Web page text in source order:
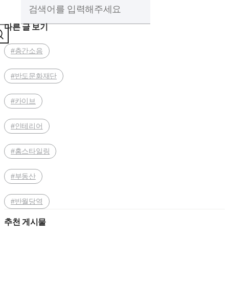
다른 글 보기
#층간소음
#반도문화재단
#카이브
#인테리어
#홈스타일링
#부동산
#반월당역
추천 게시물